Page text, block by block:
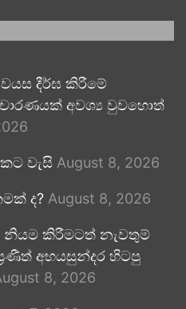
දීර්ඝ කිරීමේ
අවශ්‍ය වුවහොත්
වැසි August 8, 2026
ද? August 8, 2026
නියම කිරීමටත් නැවතුම්
අභයසුන්දර හිටපු
8, 2026